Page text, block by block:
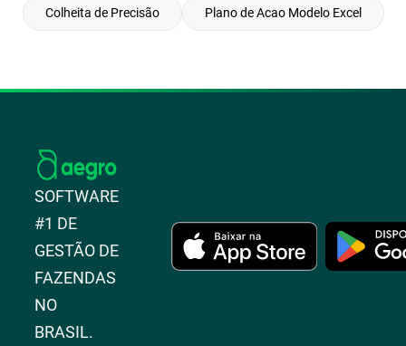
Colheita de Precisão Plano de Acao Modelo Excel
SOFTWARE
#1 DE
GESTÃO DE
FAZENDAS
NO
BRASIL.